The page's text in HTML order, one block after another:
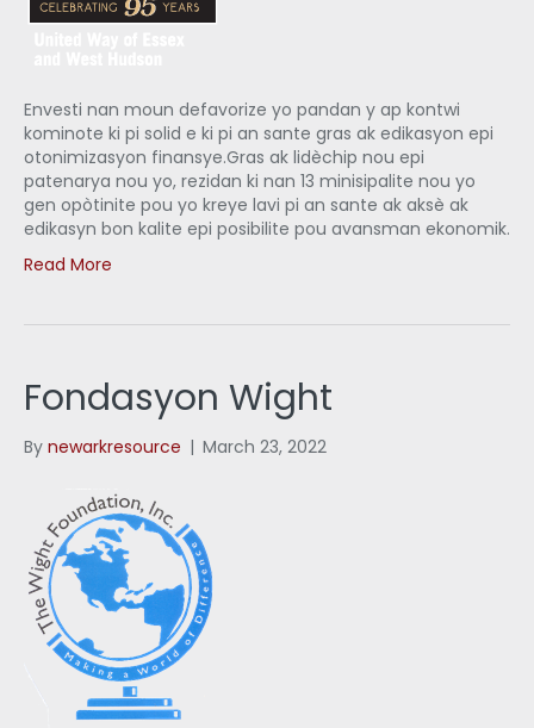
Envesti nan moun defavorize yo pandan y ap kontwi
kominote ki pi solid e ki pi an sante gras ak edikasyon epi
otonimizasyon finansye.Gras ak lidèchip nou epi
patenarya nou yo, rezidan ki nan 13 minisipalite nou yo
gen opòtinite pou yo kreye lavi pi an sante ak aksè ak
edikasyn bon kalite epi posibilite pou avansman ekonomik.
Read More
Fondasyon Wight
By newarkresource | March 23, 2022